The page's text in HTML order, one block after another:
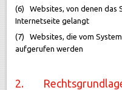
(6) Websites, von denen das
Internetseite gelangt
(7) Websites, die vom
aufgerufen werden
2.